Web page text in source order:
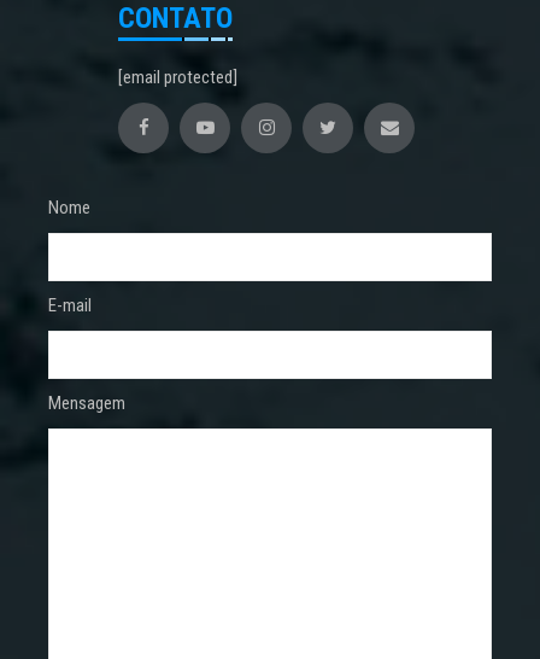
CONTATO
[email protected]
Nome
E-mail
Mensagem